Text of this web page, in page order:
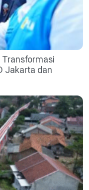
Transformasi
Jakarta dan